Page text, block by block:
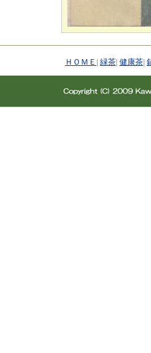
ＨＯＭＥ | 緑茶| 健康茶|